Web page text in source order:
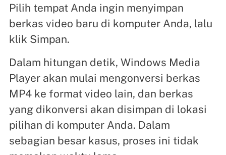
Pilih tempat Anda ingin menyimpan
berkas video baru di komputer Anda, lalu
klik Simpan.
Dalam hitungan detik, Windows Media
Player akan mulai mengonversi berkas
MP4 ke format video lain, dan berkas
yang dikonversi akan disimpan di lokasi
pilihan di komputer Anda. Dalam
sebagian besar kasus, proses ini tidak